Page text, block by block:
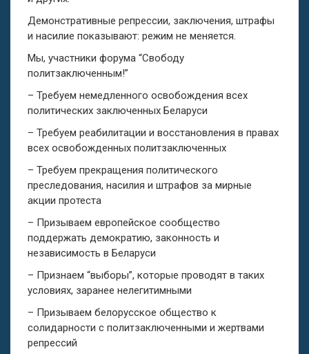
Демонстративные репрессии, заключения, штрафы
и насилие показывают: режим не меняется.
Мы, участники форума “Свободу
политзаключенным!”
– Требуем немедленного освобождения всех
политических заключенных Беларуси
– Требуем реабилитации и восстановления в правах
всех освобожденных политзаключенных
– Требуем прекращения политического
преследования, насилия и штрафов за мирные
акции протеста
– Призываем европейское сообщество
поддержать демократию, законность и
независимость в Беларуси
– Признаем “выборы”, которые проводят в таких
условиях, заранее нелегитимными
– Призываем белорусское общество к
солидарности с политзаключенными и жертвами
репрессий